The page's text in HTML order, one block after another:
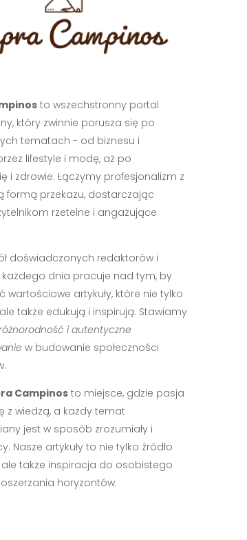
to wszechstronny portal
który zwinnie porusza się po
tematach - od biznesu i
lifestyle i modę, aż po
i zdrowie. Łączymy profesjonalizm z
formą przekazu, dostarczając
rzetelne i angażujące
doświadczonych redaktorów i
każdego dnia pracuje nad tym, by
wartościowe artykuły, które nie tylko
także edukują i inspirują. Stawiamy
i autentyczne
w budowanie społeczności
Campinosto miejsce, gdzie pasja
z wiedzą, a każdy temat
jest w sposób zrozumiały i
Nasze artykuły to nie tylko źródło
także inspiracja do osobistego
horyzontów.